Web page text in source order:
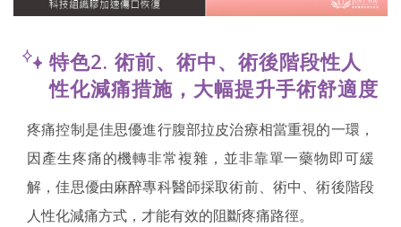
特色2. 術前、術中、術後階段性人
性化減痛措施，大幅提升手術舒適度
疼痛控制是佳思優進行腹部拉皮治療相當重視的一環，
因產生疼痛的機轉非常複雜，並非靠單一藥物即可緩
解，佳思優由麻醉專科醫師採取術前、術中、術後階段
人性化減痛方式，才能有效的阻斷疼痛路徑。